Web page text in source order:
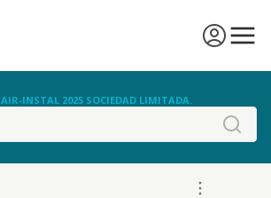
AIR-INSTAL 2025 SOCIEDAD LIMITADA.